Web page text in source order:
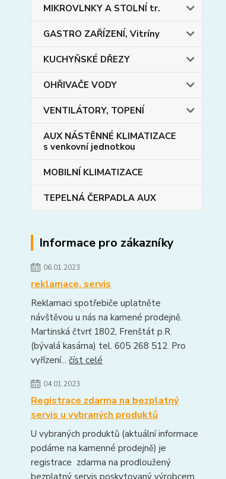
MIKROVLNKY A STOLNÍ tr.
GASTRO ZAŘÍZENÍ, Vitríny
KUCHYŇSKÉ DŘEZY
OHŘIVAČE VODY
VENTILÁTORY, TOPENÍ
AUX NÁSTĚNNÉ KLIMATIZACE
s venkovní jednotkou
MOBILNÍ KLIMATIZACE
TEPELNÁ ČERPADLA AUX
Informace pro zákazníky
06.01.2023
reklamace, servis
Reklamaci spotřebiče uplatněte
návštěvou u nás na kamené prodejně.
Martinská čtvrť 1802, Frenštát p.R.
(bývalá kasárna) tel. 605 268 512. Pro
vyřízení... číst celé
04.01.2023
Registrace zdarma na bezplatný
servis u vybraných produktů
U vybraných produktů (aktuální informace
podáme na kamenné prodejně) je
registrace zdarma na prodloužený
bezplatný servis poskytovaný výrobcem